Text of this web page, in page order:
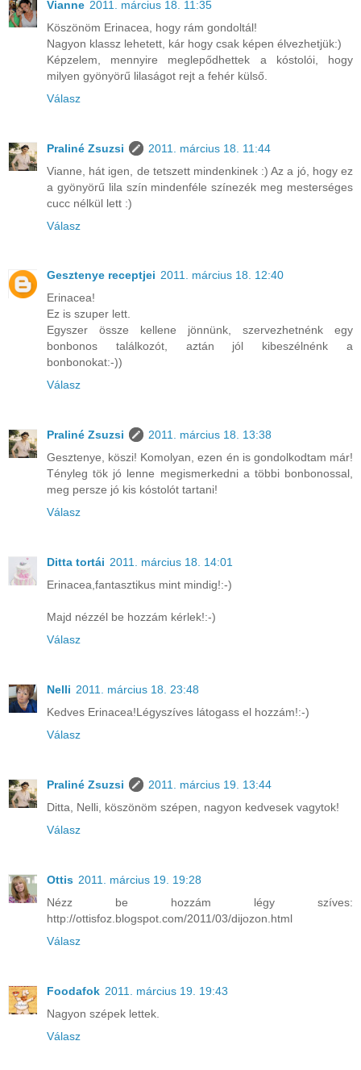
Vianne 2011. március 18. 11:35
Köszönöm Erinacea, hogy rám gondoltál!
Nagyon klassz lehetett, kár hogy csak képen élvezhetjük:)
Képzelem, mennyire meglepődhettek a kóstolói, hogy
milyen gyönyörű lilaságot rejt a fehér külső.
Válasz
Praliné Zsuzsi
2011. március 18. 11:44
Vianne, hát igen, de tetszett mindenkinek :) Az a jó, hogy ez
a gyönyörű lila szín mindenféle színezék meg mesterséges
cucc nélkül lett :)
Válasz
Gesztenye receptjei 2011. március 18. 12:40
Erinacea!
Ez is szuper lett.
Egyszer össze kellene jönnünk, szervezhetnénk egy
bonbonos találkozót, aztán jól kibeszélnénk a
bonbonokat:-))
Válasz
Praliné Zsuzsi
2011. március 18. 13:38
Gesztenye, köszi! Komolyan, ezen én is gondolkodtam már!
Tényleg tök jó lenne megismerkedni a többi bonbonossal,
meg persze jó kis kóstolót tartani!
Válasz
Ditta tortái 2011. március 18. 14:01
Erinacea,fantasztikus mint mindig!:-)
Majd nézzél be hozzám kérlek!:-)
Válasz
Nelli 2011. március 18. 23:48
Kedves Erinacea!Légyszíves látogass el hozzám!:-)
Válasz
Praliné Zsuzsi
2011. március 19. 13:44
Ditta, Nelli, köszönöm szépen, nagyon kedvesek vagytok!
Válasz
Ottis 2011. március 19. 19:28
Nézz be hozzám légy szíves:
http://ottisfoz.blogspot.com/2011/03/dijozon.html
Válasz
Foodafok 2011. március 19. 19:43
Nagyon szépek lettek.
Válasz